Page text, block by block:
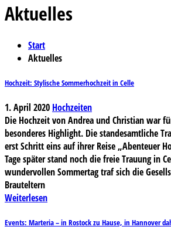
Aktuelles
Start
Aktuelles
Hochzeit: Stylische Sommerhochzeit in Celle
1. April 2020 Hochzeiten
Die Hochzeit von Andrea und Christian war
besonderes Highlight. Die standesamtliche
erst Schritt eins auf ihrer Reise „Abenteuer
Tage später stand noch die freie Trauung in
wundervollen Sommertag traf sich die
Brauteltern
Weiterlesen
Events: Marteria – in Rostock zu Hause, in Hannover